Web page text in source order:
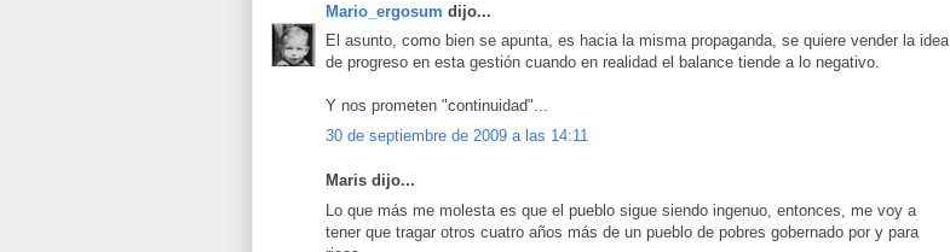
Mario_ergosum dijo...
El asunto, como bien se apunta, es hacia la misma propaganda, se quiere vender la idea
de progreso en esta gestión cuando en realidad el balance tiende a lo negativo.
Y nos prometen "continuidad"...
30 de septiembre de 2009 a las 14:11
Maris dijo...
Lo que más me molesta es que el pueblo sigue siendo ingenuo, entonces, me voy a
tener que tragar otros cuatro años más de un pueblo de pobres gobernado por y para